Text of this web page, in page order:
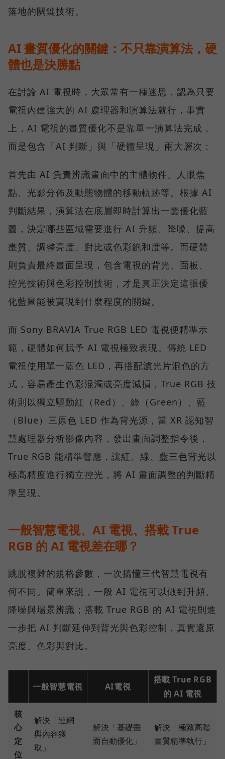
落地的關鍵技術。
AI 畫質優化的關鍵：不只靠演算法，硬
體也是決勝點
在討論 AI 電視時，大眾常有一種迷思，認為只要
電視內建強大的 AI 處理器和演算法就行，事實
上，AI 電視的畫質優化不是靠單一演算法完成，
而是包含「AI 判斷」與「硬體呈現」兩大層次：
首先由 AI 負責辨識畫面中的主體物件、人眼焦
點、光影分佈及動態物體的移動軌跡等。根據 AI
判斷結果，演算法在底層即時計算出一套優化藍
圖，決定哪些區域需要進行 AI 升頻、降噪、提高
畫質、調整亮度、對比或色彩飽和度等。而硬體
則負責最終畫面呈現，包含電視的背光、面板、
控光技術與色彩控制技術，才是真正決定這張優
化藍圖能被實現到什麼程度的關鍵。
而 Sony BRAVIA True RGB LED 電視便精準示
範，硬體如何賦予 AI 電視極致表現。傳統 LED
電視使用單一藍色 LED，再搭配濾光片混色的方
式，容易產生色彩混濁或亮度減損，True RGB 技
術則以獨立驅動紅（Red）、綠（Green）、藍
（Blue）三原色 LED 作為背光源，當 XR 認知智
慧處理器分析影像內容，發出畫面調整指令後，
True RGB 能精準響應，讓紅、綠、藍三色背光以
極高精度進行獨立控光，將 AI 畫面調整的判斷精
準呈現。
一般智慧電視、AI 電視、搭載 True
RGB 的 AI 電視差在哪？
跳脫複雜的規格參數，一次搞懂三代智慧電視有
何不同。簡單來說，一般 AI 電視可以做到升頻、
降噪與場景辨識；搭載 True RGB 的 AI 電視則進
一步把 AI 判斷延伸到背光與色彩控制，真實還原
亮度、色彩與對比。
一般智慧電視 AI電視
搭載 True RGB
的 AI 電視
核
心
定
位
解決「連網
與內容獲
取」
解決「基礎畫
面自動優化」
解決「極致高階
畫質精準執行」